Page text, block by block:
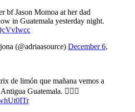
bf Jason Momoa at her dad
in Guatemala yesterday night.
(@adriaasource) December 6,
de limón que mañana vemos a
Guatemala. ☝🏼🤠